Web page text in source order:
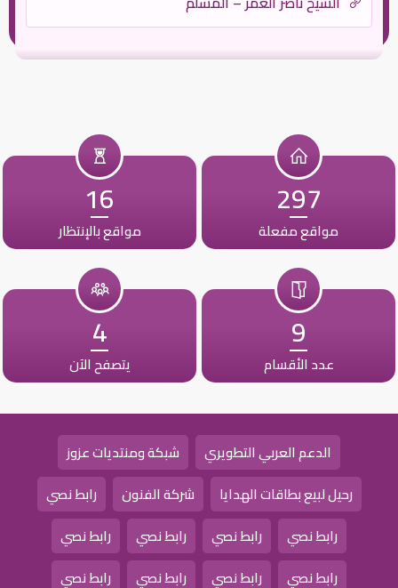
297
مواقع مفعلة
16
مواقع بالإنتظار
9
عدد الأقسام
4
يتصفح الآن
الدعم العربي التطويري
شبكة ومنتديات عزوز
رحيل لبيع بطاقات الهدايا
شركة الفنون
رابط نصي
رابط نصي
رابط نصي رابط نصي
رابط نصي
رابط نصي
رابط نصي رابط نصي رابط نصي